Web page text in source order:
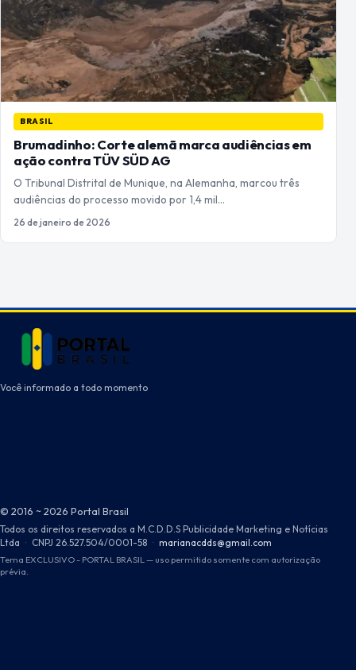
BRASIL
Brumadinho: Corte alemã marca audiências em
ação contra TÜV SÜD AG
O Tribunal Distrital de Munique, na Alemanha, marcou três
audiências do processo movido por 1,4 mil…
26 de janeiro de 2026
Você informado a todo momento
© 2016 ~ 2026 Portal Brasil
Todos os direitos reservados a M.C.D.D.S Publicidade Marketing e Notícias
Ltda · CNPJ 26.527.504/0001-58 · marianacdds@gmail.com
Tema EXCLUSIVO - PORTAL BRASIL — uso permitido somente com autorização
prévia.